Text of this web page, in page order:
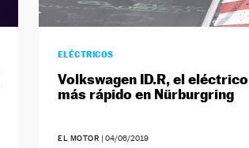
ELÉCTRICOS
Volkswagen ID.R, el eléctrico
más rápido en Nürburgring
EL MOTOR | 04/06/2019